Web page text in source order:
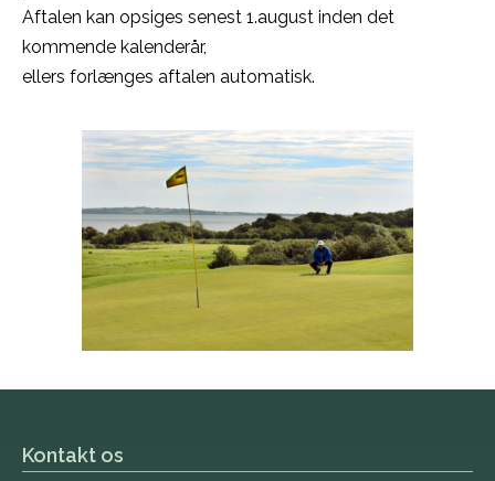
Aftalen kan opsiges senest 1.august inden det
kommende kalenderår,
ellers forlænges aftalen automatisk.
Kontakt os